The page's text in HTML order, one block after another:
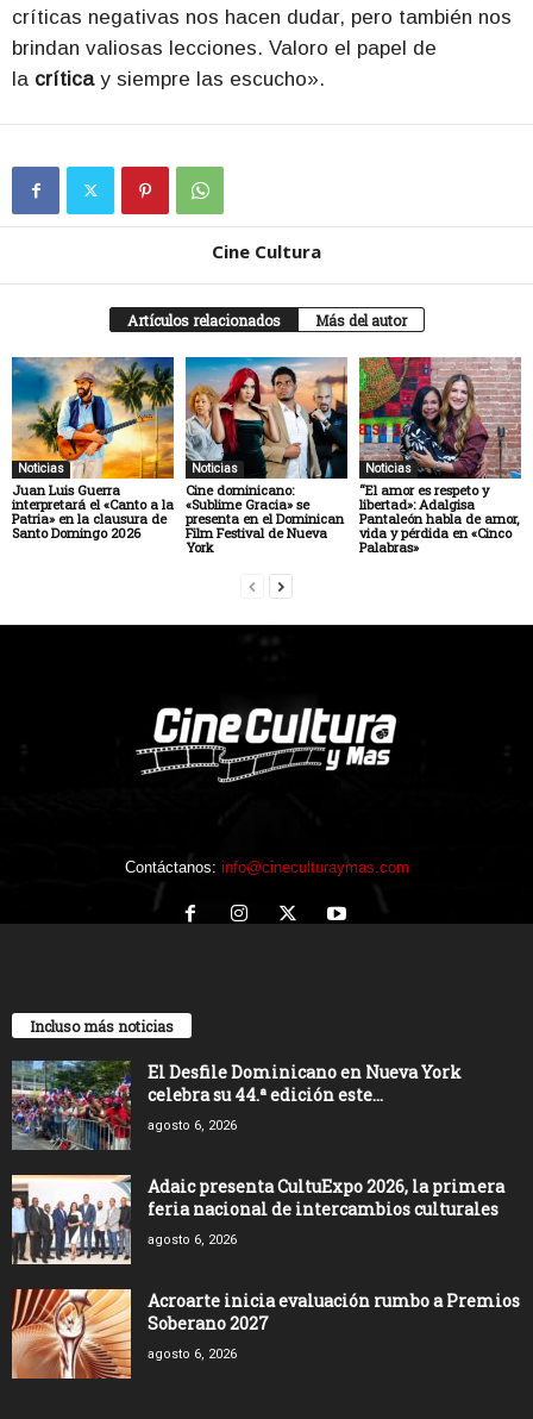
críticas negativas nos hacen dudar, pero también nos
brindan valiosas lecciones. Valoro el papel de
la críticay siempre las escucho».
Cine Cultura
Artículos relacionados Más del autor
Noticias
Juan Luis Guerra
interpretará el «Canto a la
Patria» en la clausura de
Santo Domingo 2026
Noticias
Cine dominicano:
«Sublime Gracia» se
presenta en el Dominican
Film Festival de Nueva
York
Noticias
“El amor es respeto y
libertad»: Adalgisa
Pantaleón habla de amor,
vida y pérdida en «Cinco
Palabras»
Contáctanos: info@cineculturaymas.com
Incluso más noticias
El Desfile Dominicano en Nueva York
celebra su 44.ª edición este...
agosto 6, 2026
Adaic presenta CultuExpo 2026, la primera
feria nacional de intercambios culturales
agosto 6, 2026
Acroarte inicia evaluación rumbo a Premios
Soberano 2027
agosto 6, 2026